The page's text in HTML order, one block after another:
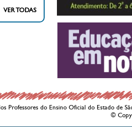
VER TODAS
Professores do Ensino Oficial do Estado de
©